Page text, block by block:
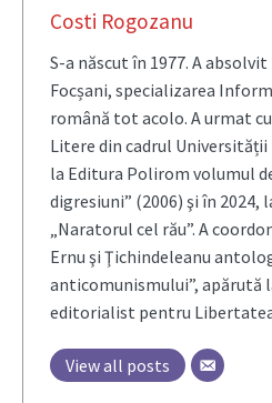
Costi Rogozanu
S-a născut în 1977. A
Focșani, specializarea
română tot acolo. A urmat
Litere din cadrul
la Editura Polirom volumul
digresiuni” (2006) şi în 2024,
„Naratorul cel rău”. A
Ernu şi Ţichindeleanu
anticomunismului”, apărută
editorialist pentru
View all posts